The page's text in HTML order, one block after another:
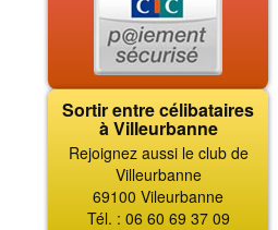
Sortir entre célibataires
à Villeurbanne
Rejoignez aussi le club de
Villeurbanne
69100 Vileurbanne
Tél. : 06 60 69 37 09